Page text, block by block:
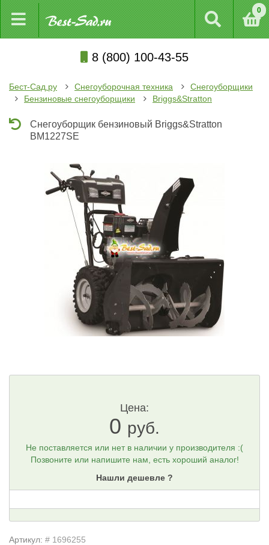
0
8 (800) 100-43-55
Бест-Сад.ру Снегоуборочная техника
Снегоуборщики
Бензиновые снегоуборщики
Briggs&Stratton
Cнегоуборщик бензиновый Briggs&Stratton
BM1227SE
Цена:
0 руб.
Не поставляется или нет в наличии у производителя :(
Позвоните или напишите нам, есть хороший аналог!
Нашли дешевле ?
Артикул: # 1696255